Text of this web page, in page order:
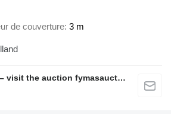
de couverture 3 m
Fymas Auctions ApS – visit the auction fymasauctions.dk